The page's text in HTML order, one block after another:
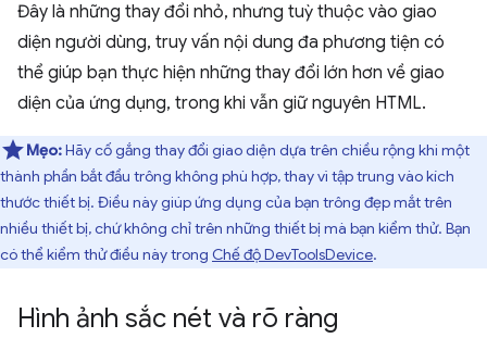
Đây là những thay đổi nhỏ, nhưng tuỳ thuộc vào giao
diện người dùng, truy vấn nội dung đa phương tiện có
thể giúp bạn thực hiện những thay đổi lớn hơn về giao
diện của ứng dụng, trong khi vẫn giữ nguyên HTML.
Mẹo:Hãy cố gắng thay đổi giao diện dựa trên chiều rộng khi một
thành phần bắt đầu trông không phù hợp, thay vì tập trung vào kích
thước thiết bị. Điều này giúp ứng dụng của bạn trông đẹp mắt trên
nhiều thiết bị, chứ không chỉ trên những thiết bị mà bạn kiểm thử. Bạn
có thể kiểm thử điều này trong Chế độ DevToolsDevice.
Hình ảnh sắc nét và rõ ràng